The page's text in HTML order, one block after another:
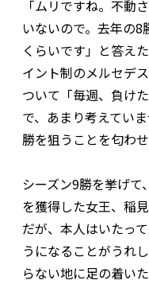
「ムリですね。不動
いないので。去年の
くらいです」と答え
イント制のメルセデ
ついて「毎週、負け
で、あまり考えてい
勝を狙うことを匂わせ
シーズン9勝を挙げて
を獲得した女王、稲
だが、本人はいたっ
うになることがうれ
らない地に足の着い